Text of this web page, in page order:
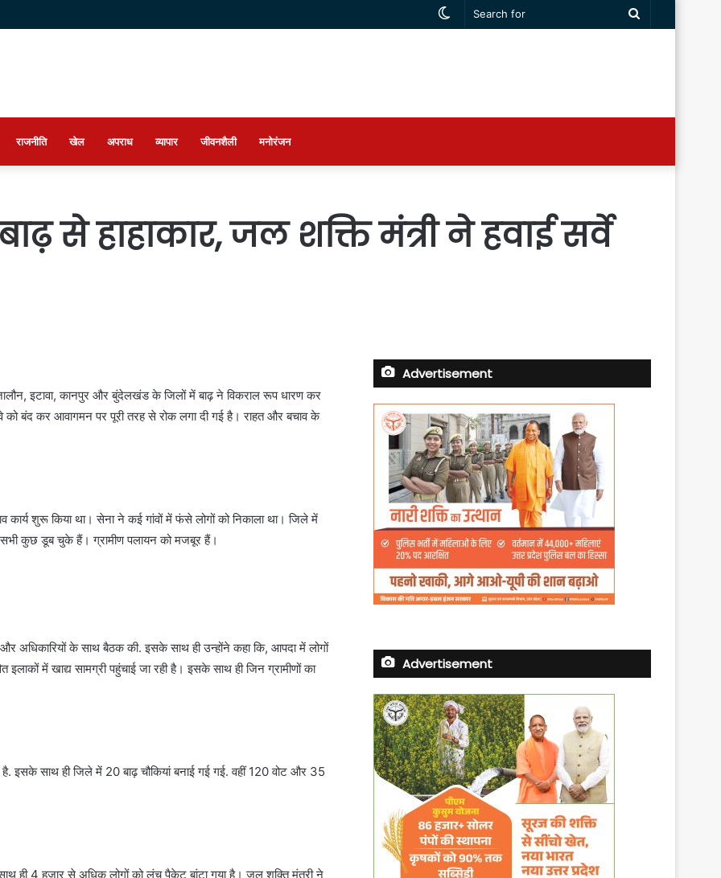
Search
Switch
राजनीति खेल अपराध व्यापार जीवनशैली मनोरंजन
से हाहाकार, जल शक्ति मंत्री ने हवाई सर्वे
इटावा, कानपुर और बुंदेलखंड के जिलों में बाढ़ ने विकराल रूप धारण कर
को बंद कर आवागमन पर पूरी तरह से रोक लगा दी गई है। राहत और बचाव के
शुरू किया था। सेना ने कई गांवों में फंसे लोगों को निकाला था। जिले में
कुछ डूब चुके हैं। ग्रामीण पलायन को मजबूर हैं।
अधिकारियों के साथ बैठक की. इसके साथ ही उन्होंने कहा कि, आपदा में लोगों
में खाद्य सामग्री पहुंचाई जा रही है। इसके साथ ही जिन ग्रामीणों का
साथ ही जिले में 20 बाढ़ चौकियां बनाई गई गई. वहीं 120 वोट और 35
ही 4 हजार से अधिक लोगों को लंच पैकेट बांटा गया है। जल शक्ति मंत्री ने
Advertisement
Advertisement